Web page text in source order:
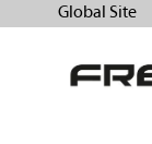
Global Site